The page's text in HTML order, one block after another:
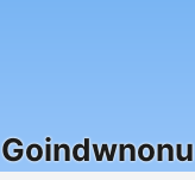
Goindwnonu